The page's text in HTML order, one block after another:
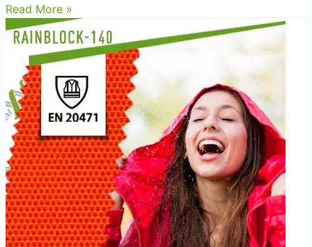
RainBlock-
140
HV
Pomarańczowy
certyfikat
EN
343
Read More »